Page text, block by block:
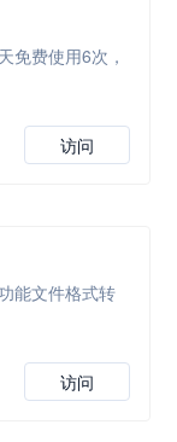
免费使用6次，
访问
能文件格式转
访问